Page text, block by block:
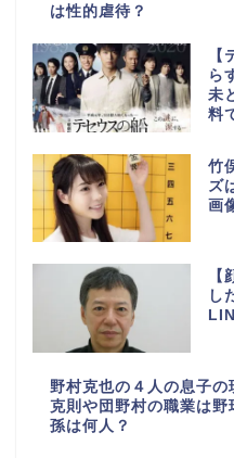
は性的虐待？
【
ら
未
料
竹
ズ
画
し
野村克也の４人の息子の
克則や団野村の職業は野
孫は何人？